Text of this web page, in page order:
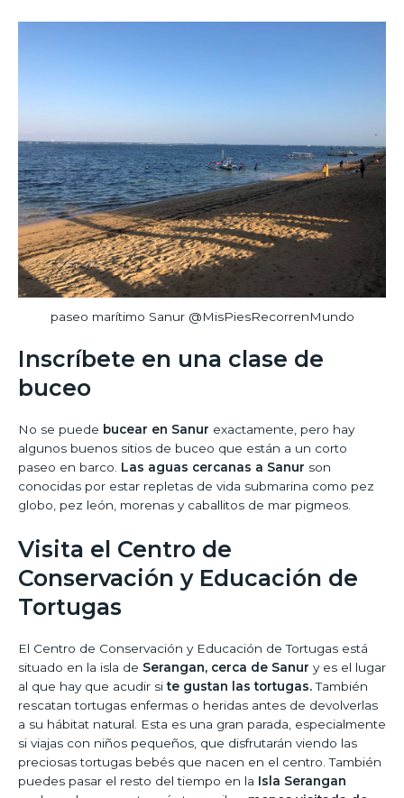
paseo marítimo Sanur @MisPiesRecorrenMundo
Inscríbete en una clase de
buceo
No se puede bucear en Sanur exactamente, pero hay
algunos buenos sitios de buceo que están a un corto
paseo en barco. Las aguas cercanas a Sanur son
conocidas por estar repletas de vida submarina como pez
globo, pez león, morenas y caballitos de mar pigmeos.
Visita el Centro de
Conservación y Educación de
Tortugas
El Centro de Conservación y Educación de Tortugas está
situado en la isla de Serangan, cerca de Sanur y es el lugar
al que hay que acudir site gustan las tortugas.También
rescatan tortugas enfermas o heridas antes de devolverlas
a su hábitat natural. Esta es una gran parada, especialmente
si viajas con niños pequeños, que disfrutarán viendo las
preciosas tortugas bebés que nacen en el centro. También
puedes pasar el resto del tiempo en la Isla Serangan